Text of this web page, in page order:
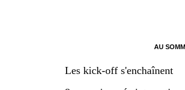
AU
Les kick-off s'enchaînent